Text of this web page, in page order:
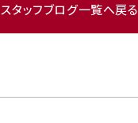
スタッフブログ一覧へ戻る